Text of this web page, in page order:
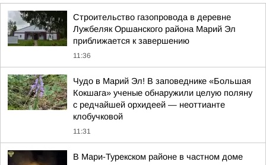
Строительство газопровода в деревне
Лужбеляк Оршанского района Марий Эл
приближается к завершению
11:36
Чудо в Марий Эл! В заповеднике «Большая
Кокшага» ученые обнаружили целую поляну
с редчайшей орхидеей — неоттианте
клобучковой
11:31
В Мари-Турекском районе в частном доме